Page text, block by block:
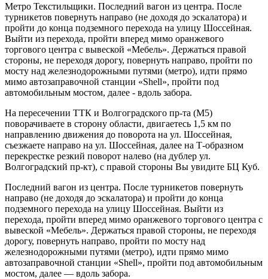
Метро Текстильщики. Последний вагон из центра. После
турникетов повернуть направо (не доходя до эскалатора) и
пройти до конца подземного перехода на улицу Шоссейная.
Выйти из перехода, пройти вперед мимо оранжевого
торгового центра с вывеской «Мебель». Держаться правой
стороны, не переходя дорогу, повернуть направо, пройти по
мосту над железнодорожными путями (метро), идти прямо
мимо автозаправочной станции «Shell», пройти под
автомобильным мостом, далее - вдоль забора.
На пересечении ТТК и Волгоградского пр-та (М5)
поворачиваете в сторону области, двигаетесь 1,5 км по
направлению движения до поворота на ул. Шоссейная,
съезжаете направо на ул. Шоссейная, далее на Т-образном
перекрестке резкий поворот налево (на дублер ул.
Волгоградский пр-кт), с правой стороны Вы увидите БЦ Куб.
Последний вагон из центра. После турникетов повернуть
направо (не доходя до эскалатора) и пройти до конца
подземного перехода на улицу Шоссейная. Выйти из
перехода, пройти вперед мимо оранжевого торгового центра с
вывеской «Мебель». Держаться правой стороны, не переходя
дорогу, повернуть направо, пройти по мосту над
железнодорожными путями (метро), идти прямо мимо
автозаправочной станции «Shell», пройти под автомобильным
мостом, далее — вдоль забора.